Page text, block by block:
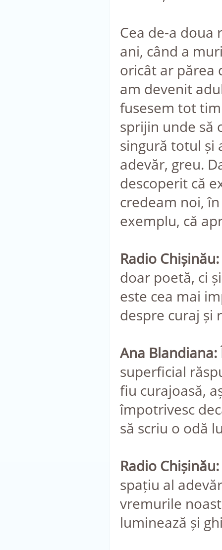
Cea de-a doua
ani, când a
oricât ar
am devenit
fusesem tot
sprijin unde să
singură totul și
adevăr, greu.
descoperit că
credeam noi,
exemplu, că
Radio Chișinău:
doar poetă, ci
este cea mai
despre curaj și
Ana Blandiana:
superficial
fiu curajoasă,
împotrivesc
să scriu o odă
Radio Chișinău:
spațiu al
vremurile
luminează și